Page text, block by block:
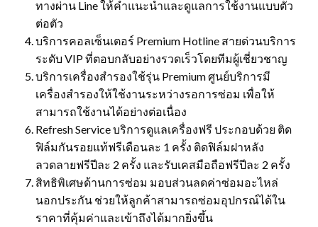
ทางผ่าน Line ให้คำแนะนำและดูแลการใช้งานแบบตัว
ต่อตัว
บริการคอลเซ็นเตอร์ Premium Hotline สายด่วนบริการ
ระดับ VIP ที่ตอบกลับอย่างรวดเร็วโดยทีมผู้เชี่ยวชาญ
บริการเครื่องสำรองใช้รุ่น Premium ศูนย์บริการมี
เครื่องสำรองให้ใช้งานระหว่างรอการซ่อม เพื่อให้
สามารถใช้งานได้อย่างต่อเนื่อง
Refresh Service บริการดูแลเครื่องฟรี ประกอบด้วย ติด
ฟิล์มกันรอยแท้ฟรีเดือนละ 1 ครั้ง ติดฟิล์มฝาหลัง
ลวดลายฟรีปีละ 2 ครั้ง และรับเคสมือถือฟรีปีละ 2 ครั้ง
สิทธิพิเศษด้านการซ่อม มอบส่วนลดค่าซ่อมอะไหล่
นอกประกัน ช่วยให้ลูกค้าสามารถซ่อมอุปกรณ์ได้ใน
ราคาที่คุ้มค่าและเข้าถึงได้มากยิ่งขึ้น